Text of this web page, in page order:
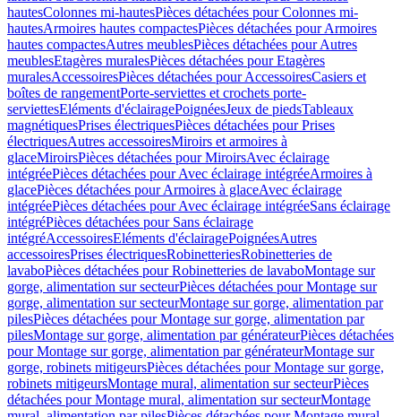
hautesColonnes mi-hautesPièces détachées pour Colonnes mi-
hautesArmoires hautes compactesPièces détachées pour Armoires
hautes compactesAutres meublesPièces détachées pour Autres
meublesEtagères muralesPièces détachées pour Etagères
muralesAccessoiresPièces détachées pour AccessoiresCasiers et
boîtes de rangementPorte-serviettes et crochets porte-
serviettesEléments d'éclairagePoignéesJeux de piedsTableaux
magnétiquesPrises électriquesPièces détachées pour Prises
électriquesAutres accessoiresMiroirs et armoires à
glaceMiroirsPièces détachées pour MiroirsAvec éclairage
intégréePièces détachées pour Avec éclairage intégréeArmoires à
glacePièces détachées pour Armoires à glaceAvec éclairage
intégréePièces détachées pour Avec éclairage intégréeSans éclairage
intégréPièces détachées pour Sans éclairage
intégréAccessoiresEléments d'éclairagePoignéesAutres
accessoiresPrises électriquesRobinetteriesRobinetteries de
lavaboPièces détachées pour Robinetteries de lavaboMontage sur
gorge, alimentation sur secteurPièces détachées pour Montage sur
gorge, alimentation sur secteurMontage sur gorge, alimentation par
pilesPièces détachées pour Montage sur gorge, alimentation par
pilesMontage sur gorge, alimentation par générateurPièces détachées
pour Montage sur gorge, alimentation par générateurMontage sur
gorge, robinets mitigeursPièces détachées pour Montage sur gorge,
robinets mitigeursMontage mural, alimentation sur secteurPièces
détachées pour Montage mural, alimentation sur secteurMontage